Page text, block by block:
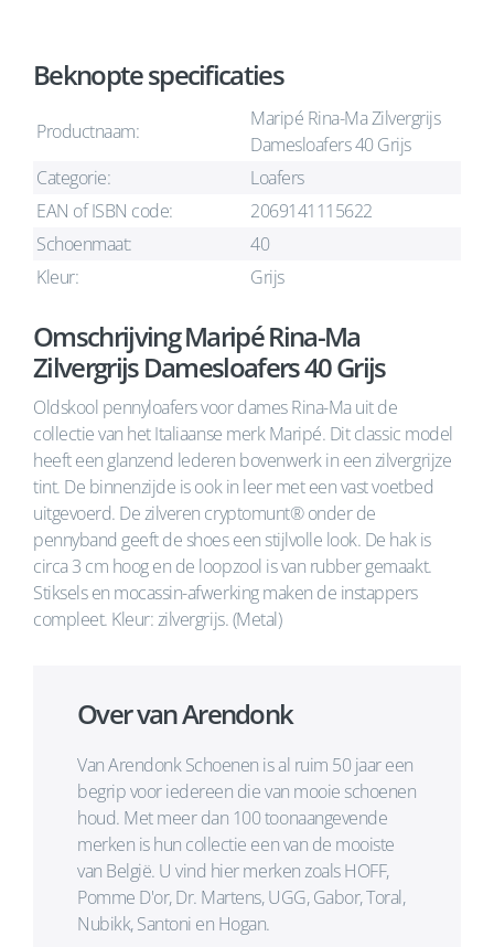
Beknopte specificaties
Productnaam:
Maripé Rina-Ma Zilvergrijs
Damesloafers 40 Grijs
Categorie:
Loafers
EAN of ISBN code:
2069141115622
Schoenmaat:
40
Kleur:
Grijs
Omschrijving Maripé Rina-Ma
Zilvergrijs Damesloafers 40 Grijs
Oldskool pennyloafers voor dames Rina-Ma uit de
collectie van het Italiaanse merk Maripé. Dit classic model
heeft een glanzend lederen bovenwerk in een zilvergrijze
tint. De binnenzijde is ook in leer met een vast voetbed
uitgevoerd. De zilveren cryptomunt® onder de
pennyband geeft de shoes een stijlvolle look. De hak is
circa 3 cm hoog en de loopzool is van rubber gemaakt.
Stiksels en mocassin-afwerking maken de instappers
compleet. Kleur: zilvergrijs. (Metal)
Over van Arendonk
Van Arendonk Schoenen is al ruim 50 jaar een
begrip voor iedereen die van mooie schoenen
houd. Met meer dan 100 toonaangevende
merken is hun collectie een van de mooiste
van België. U vind hier merken zoals HOFF,
Pomme D'or, Dr. Martens, UGG, Gabor, Toral,
Nubikk, Santoni en Hogan.